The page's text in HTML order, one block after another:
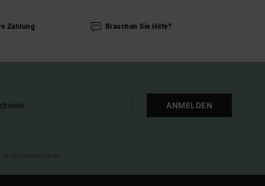
Zahlung Brauchen Sie Hilfe?
ANMELDEN
Mail